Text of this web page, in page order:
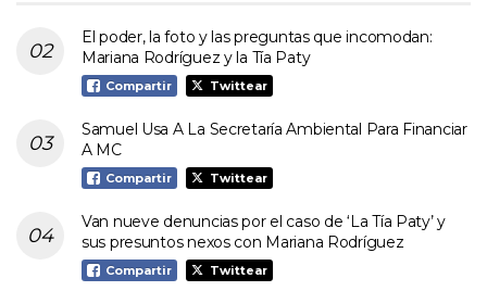
El poder, la foto y las preguntas que incomodan:
Mariana Rodríguez y la Tía Paty
Compartir Twittear
Samuel Usa A La Secretaría Ambiental Para Financiar
A MC
Compartir Twittear
Van nueve denuncias por el caso de ‘La Tía Paty’ y
sus presuntos nexos con Mariana Rodríguez
Compartir Twittear